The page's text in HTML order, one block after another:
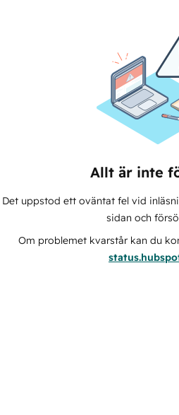
Allt är inte
Det uppstod ett oväntat fel vid
sidan och
Om problemet kvarstår kan du